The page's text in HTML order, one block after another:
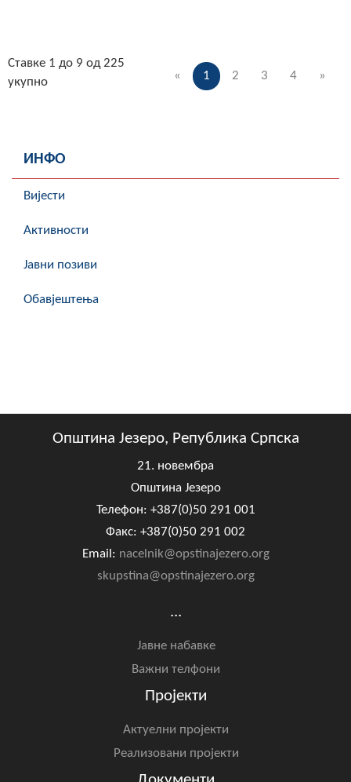
« 1 2 3 4 »
Ставке 1 до 9 од 225
укупно
ИНФО
Вијести
Активности
Јавни позиви
Обавјештења
Општина Језеро, Република Српска
21. новембра
Општина Језеро
Телефон: +387(0)50 291 001
Факс: +387(0)50 291 002
Email: nacelnik@opstinajezero.org
skupstina@opstinajezero.org
...
Јавне набавке
Важни телфони
Пројекти
Актуелни пројекти
Реализовани пројекти